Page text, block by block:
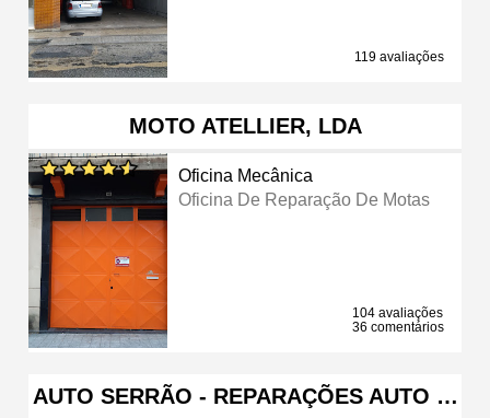
119 avaliações
MOTO ATELLIER, LDA
Oficina Mecânica
Oficina De Reparação De Motas
104 avaliações
36 comentários
AUTO SERRÃO - REPARAÇÕES AUTO …